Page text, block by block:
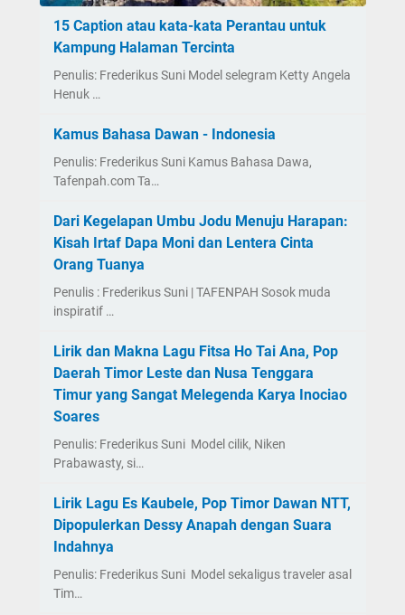
15 Caption atau kata-kata Perantau untuk
Kampung Halaman Tercinta
Penulis: Frederikus Suni Model selegram Ketty Angela
Henuk …
Kamus Bahasa Dawan - Indonesia
Penulis: Frederikus Suni Kamus Bahasa Dawa,
Tafenpah.com Ta…
Dari Kegelapan Umbu Jodu Menuju Harapan:
Kisah Irtaf Dapa Moni dan Lentera Cinta
Orang Tuanya
Penulis : Frederikus Suni | TAFENPAH Sosok muda
inspiratif …
Lirik dan Makna Lagu Fitsa Ho Tai Ana, Pop
Daerah Timor Leste dan Nusa Tenggara
Timur yang Sangat Melegenda Karya Inociao
Soares
Penulis: Frederikus Suni Model cilik, Niken
Prabawasty, si…
Lirik Lagu Es Kaubele, Pop Timor Dawan NTT,
Dipopulerkan Dessy Anapah dengan Suara
Indahnya
Penulis: Frederikus Suni Model sekaligus traveler asal
Tim…